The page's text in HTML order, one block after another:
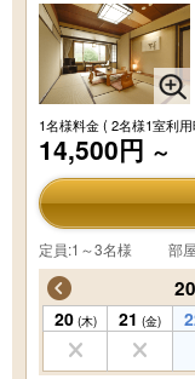
1名様料金( 2名様1室利
14,500円 ～
定員:1～3名様 部
20 (木) 21 (金)